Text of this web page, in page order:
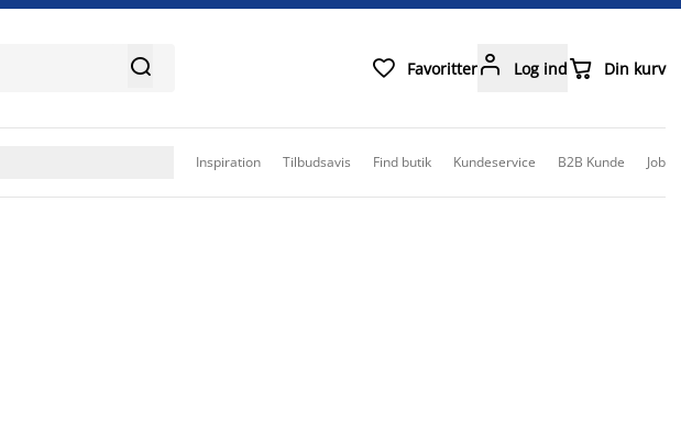
  Favoritter Log ind Din kurv
Inspiration Tilbudsavis Find butik Kundeservice B2B Kunde Job